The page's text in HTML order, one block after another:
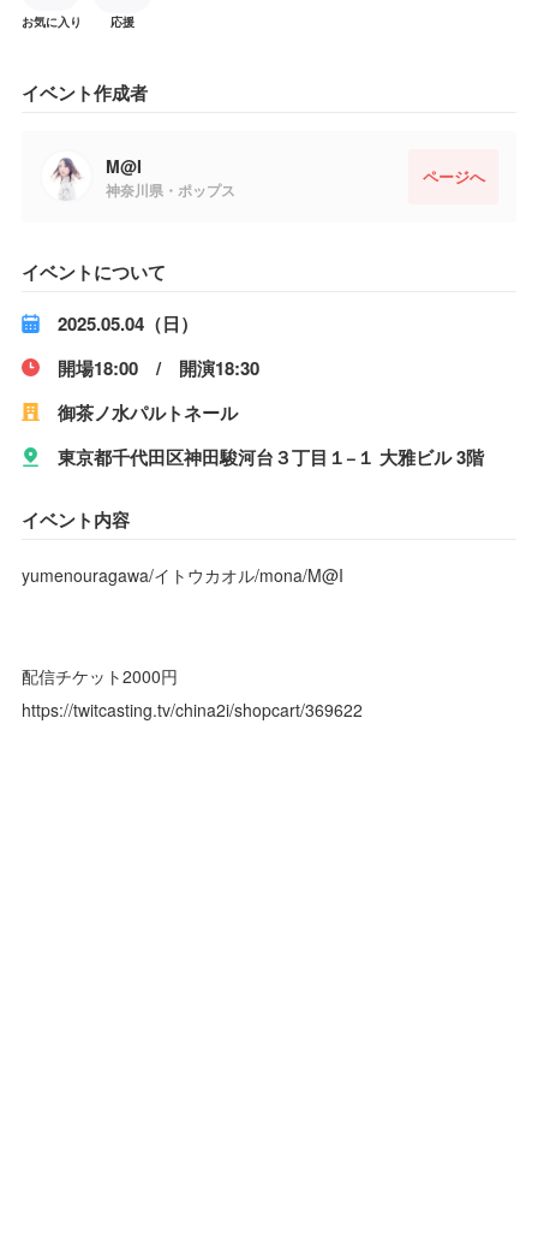
お気に入り 応援
イベント作成者
M@I
神奈川県・ポップス
ページへ
イベントについて
2025.05.04（日）
開場18:00 / 開演18:30
御茶ノ水パルトネール
東京都千代田区神田駿河台３丁目１−１ 大雅ビル 3階
イベント内容
yumenouragawa/イトウカオル/mona/M@I
配信チケット2000円
https://twitcasting.tv/china2i/shopcart/369622